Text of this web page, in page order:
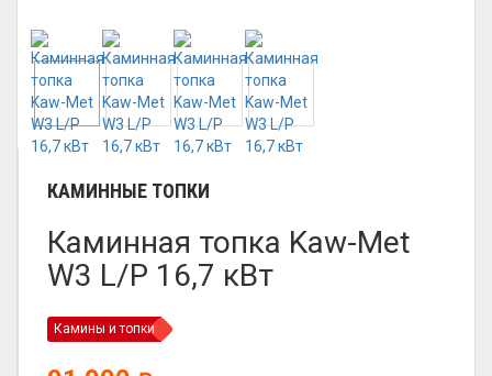
КАМИННЫЕ ТОПКИ
Каминная топка Kaw-Met
W3 L/P 16,7 кВт
Камины и топки